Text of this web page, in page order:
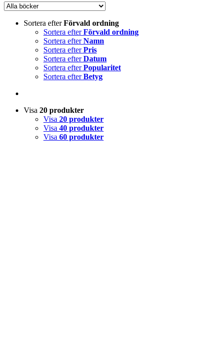
Sortera efterFörvald ordning
Sortera efterFörvald ordning
Sortera efterNamn
Sortera efterPris
Sortera efterDatum
Sortera efterPopularitet
Sortera efterBetyg
Visa 20 produkter
Visa 20 produkter
Visa 40 produkter
Visa 60 produkter